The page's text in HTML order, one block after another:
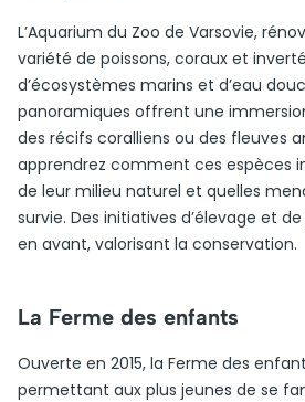
L’Aquarium du Zoo de Varsovie,
variété de poissons, coraux et
d’écosystèmes marins et d’eau
panoramiques offrent une
des récifs coralliens ou des fleuves
apprendrez comment ces espèces
de leur milieu naturel et quelles
survie. Des initiatives d’élevage et
en avant, valorisant la conservation.
La Ferme des enfants
Ouverte en 2015, la Ferme des
permettant aux plus jeunes de se